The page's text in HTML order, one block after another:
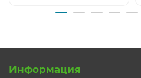
Информация